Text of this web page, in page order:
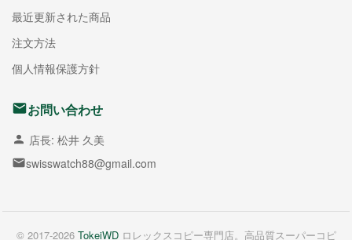
最近更新された商品
注文方法
個人情報保護方針
お問い合わせ
店長: 松井 久美
swisswatch88@gmail.com
© 2017-2026 TokeiWDロレックスコピー専門店。高品質スーパーコピ